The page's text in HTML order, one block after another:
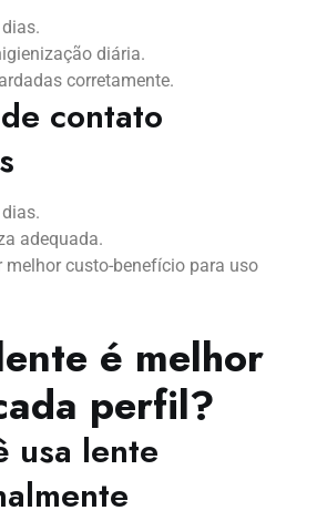
diária.
corretamente.
contato
adequada.
melhor custo-benefício para uso
é melhor
perfil?
usa lente